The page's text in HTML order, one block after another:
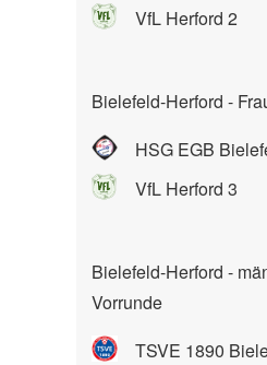
VfL Herford 2
Bielefeld-Herford -
HSG EGB
VfL Herford 3
Bielefeld-Herford -
Vorrunde
TSVE 1890